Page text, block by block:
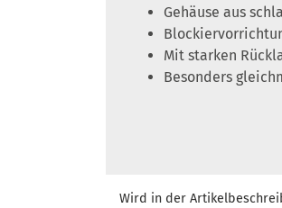
Gehäuse aus
Mit starken
Besonders
Wird in der